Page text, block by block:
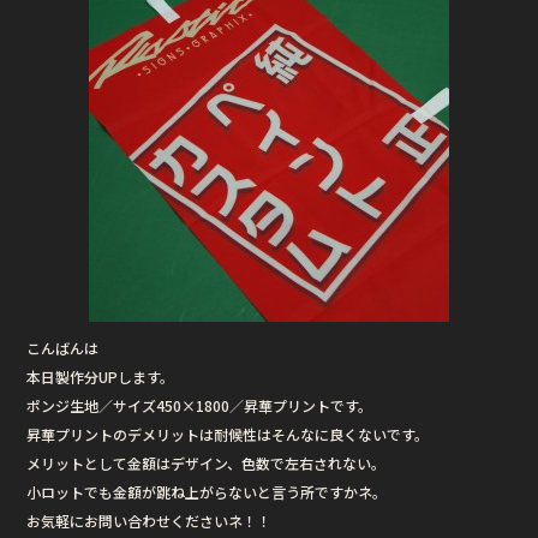
こんばんは
本日製作分UPします。
ポンジ生地／サイズ450×1800／昇華プリントです。
昇華プリントのデメリットは耐候性はそんなに良くないです。
メリットとして金額はデザイン、色数で左右されない。
小ロットでも金額が跳ね上がらないと言う所ですかネ。
お気軽にお問い合わせくださいネ！！